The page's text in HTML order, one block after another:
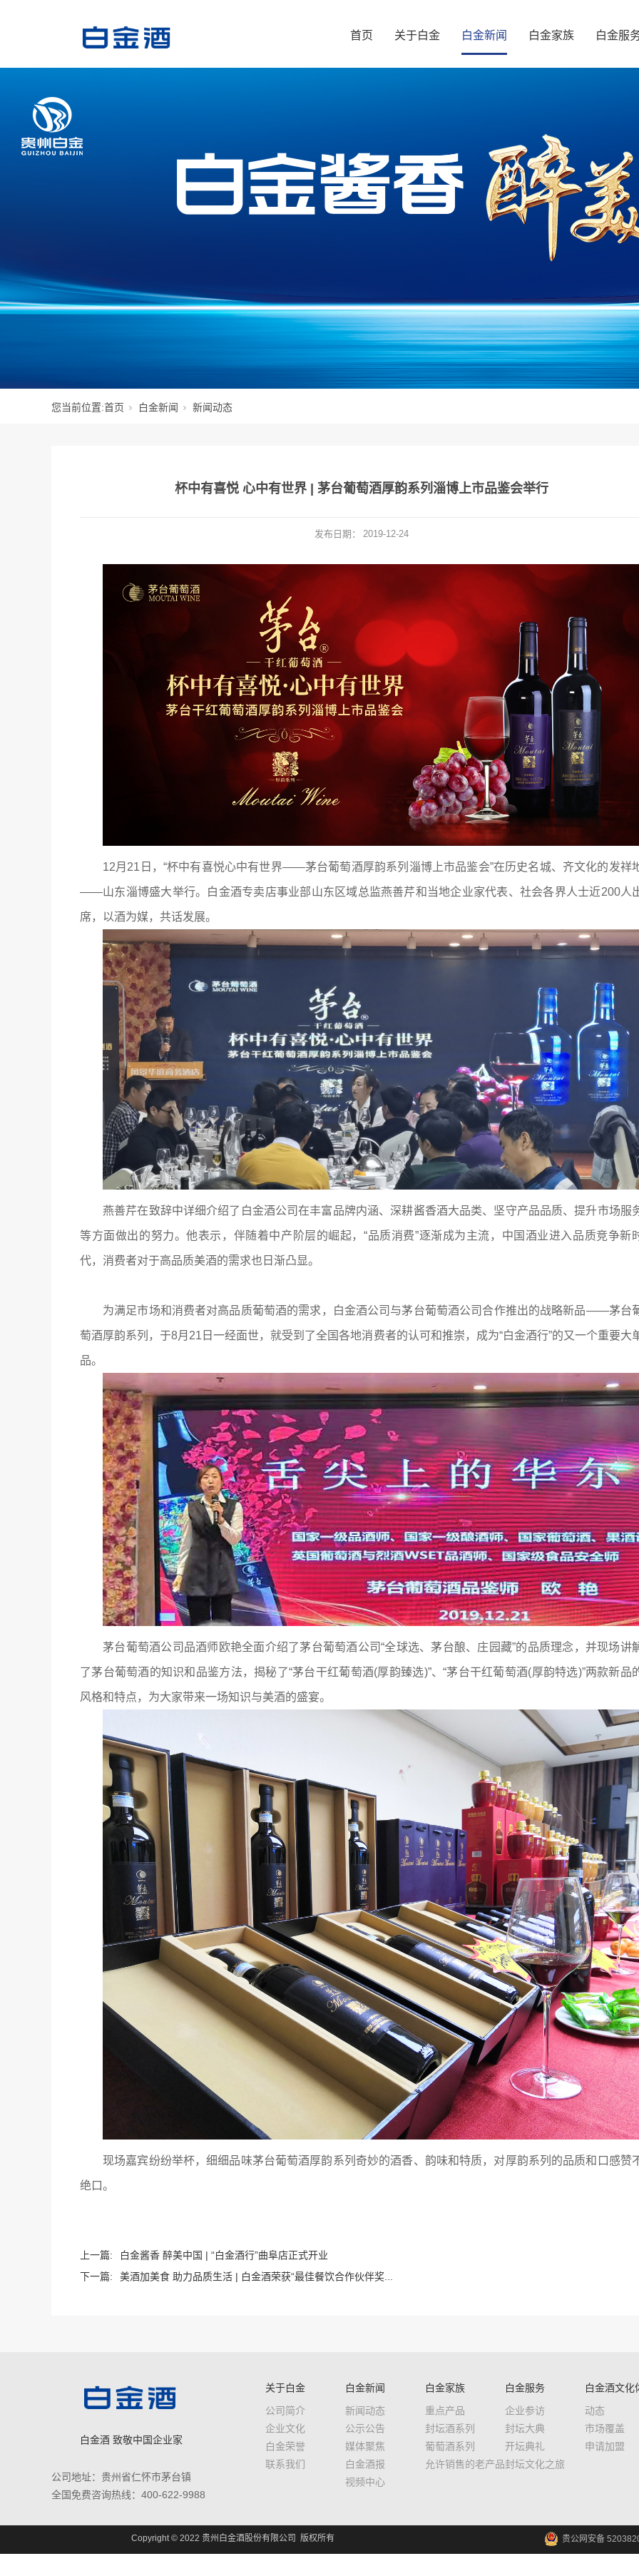
首页 关于白金 白金新闻 白金家族 白金服
您当前位置:首页 白金新闻 新闻动态
杯中有喜悦 心中有世界 | 茅台葡萄酒厚韵系列淄博上市品鉴会举行
发布日期： 2019-12-24
12月21日，“杯中有喜悦心中有世界——茅台葡萄酒厚韵系列淄博上市品鉴会”在历史名城、齐文化的发祥
——山东淄博盛大举行。白金酒专卖店事业部山东区域总监燕善芹和当地企业家代表、社会各界人士近200人
席，以酒为媒，共话发展。
燕善芹在致辞中详细介绍了白金酒公司在丰富品牌内涵、深耕酱香酒大品类、坚守产品品质、提升市场服
等方面做出的努力。他表示，伴随着中产阶层的崛起，“品质消费”逐渐成为主流，中国酒业进入品质竞争新
代，消费者对于高品质美酒的需求也日渐凸显。
为满足市场和消费者对高品质葡萄酒的需求，白金酒公司与茅台葡萄酒公司合作推出的战略新品——茅台
萄酒厚韵系列，于8月21日一经面世，就受到了全国各地消费者的认可和推崇，成为“白金酒行”的又一个重要大
品。
茅台葡萄酒公司品酒师欧艳全面介绍了茅台葡萄酒公司“全球选、茅台酿、庄园藏”的品质理念，并现场讲
了茅台葡萄酒的知识和品鉴方法，揭秘了“茅台干红葡萄酒(厚韵臻选)”、“茅台干红葡萄酒(厚韵特选)”两款新品
风格和特点，为大家带来一场知识与美酒的盛宴。
现场嘉宾纷纷举杯，细细品味茅台葡萄酒厚韵系列奇妙的酒香、韵味和特质，对厚韵系列的品质和口感赞
绝口。
上一篇:
白金酱香 醉美中国 | “白金酒行”曲阜店正式开业
下一篇:
美酒加美食 助力品质生活 | 白金酒荣获“最佳餐饮合作伙伴奖...
白金酒 致敬中国企业家
公司地址：贵州省仁怀市茅台镇
全国免费咨询热线：400-622-9988
关于白金
公司简介
企业文化
白金荣誉
联系我们
白金新闻
新闻动态
公示公告
媒体聚焦
白金酒报
视频中心
白金家族
重点产品
封坛酒系列
葡萄酒系列
允许销售的老产品
白金服务
企业参访
封坛大典
开坛典礼
封坛文化之旅
白金酒文化
动态
市场覆盖
申请加盟
Copyright © 2022 贵州白金酒股份有限公司 版权所有 贵公网安备